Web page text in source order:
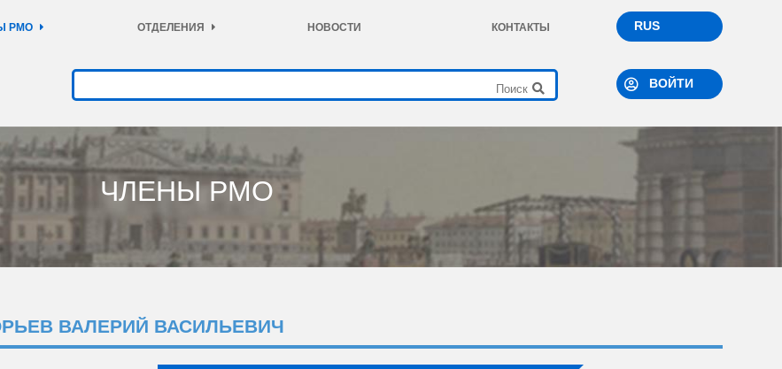
РМО ОТДЕЛЕНИЯ НОВОСТИ КОНТАКТЫ RUS
ВОЙТИ
ЧЛЕНЫ РМО
ВАЛЕРИЙ ВАСИЛЬЕВИЧ